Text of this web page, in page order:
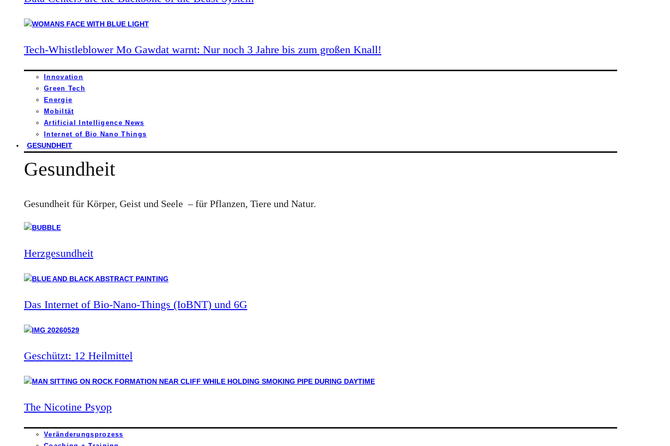
Tech-Whistleblower Mo Gawdat warnt: Nur noch 3 Jahre bis zum großen Knall!
Innovation
Green Tech
Energie
Mobiltät
Artificial Intelligence News
Internet of Bio Nano Things
GESUNDHEIT
Gesundheit
Gesundheit für Körper, Geist und Seele – für Pflanzen, Tiere und Natur.
Herzgesundheit
Das Internet of Bio-Nano-Things (IoBNT) und 6G
Geschützt: 12 Heilmittel
The Nicotine Psyop
Veränderungsprozess